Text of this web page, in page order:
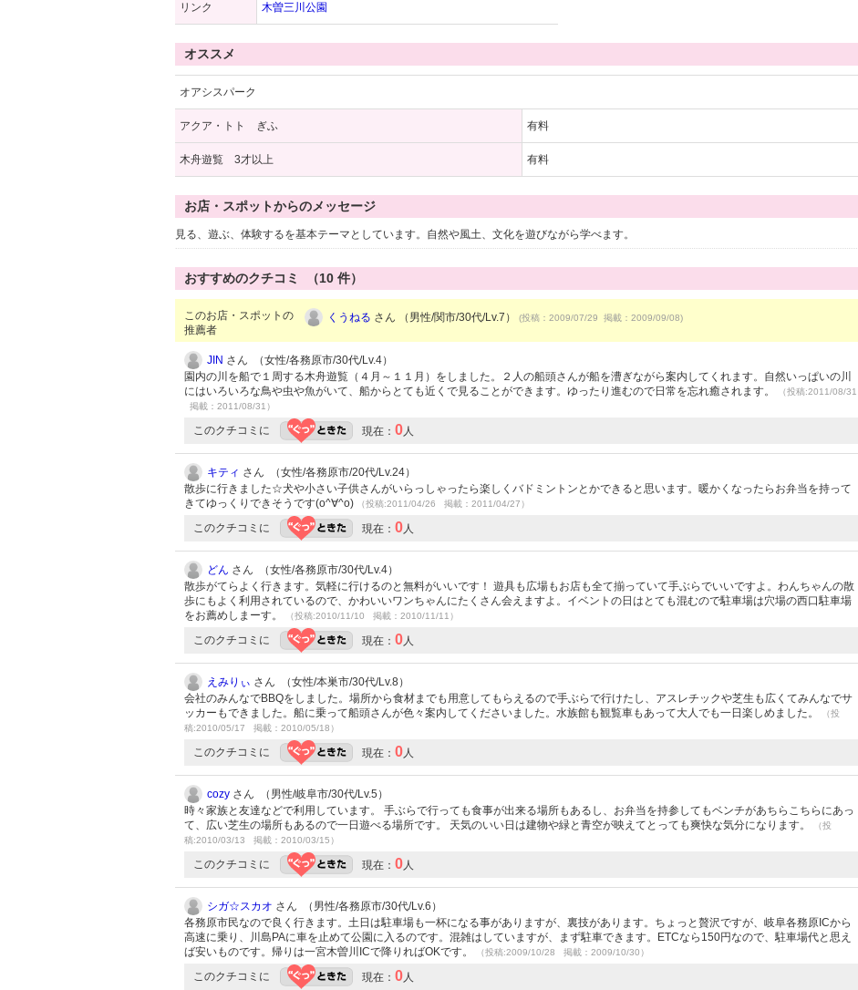
リンク 木曽三川公園
オススメ
オアシスパーク
アクア・トト ぎふ 有料
木舟遊覧 3才以上 有料
お店・スポットからのメッセージ
見る、遊ぶ、体験するを基本テーマとしています。自然や風土、文化を遊びながら学べます。
おすすめのクチコミ （10 件）
このお店・スポットの
推薦者
くうねる さん （男性/関市/30代/Lv.7） (投稿：2009/07/29 掲載：2009/09/08)
JIN さん （女性/各務原市/30代/Lv.4）
園内の川を船で１周する木舟遊覧（４月～１１月）をしました。２人の船頭さんが船を漕ぎながら案内してくれます。自然いっぱいの川
にはいろいろな鳥や虫や魚がいて、船からとても近くで見ることができます。ゆったり進むので日常を忘れ癒されます。
（投稿:2011/08/31
掲載：2011/08/31）
このクチコミに 現在： 0人
キティ さん （女性/各務原市/20代/Lv.24）
散歩に行きました☆犬や小さい子供さんがいらっしゃったら楽しくバドミントンとかできると思います。暖かくなったらお弁当を持って
きてゆっくりできそうです(o^∀^o)
（投稿:2011/04/26 掲載：2011/04/27）
このクチコミに 現在： 0人
どん さん （女性/各務原市/30代/Lv.4）
散歩がてらよく行きます。気軽に行けるのと無料がいいです！ 遊具も広場もお店も全て揃っていて手ぶらでいいですよ。わんちゃんの散
歩にもよく利用されているので、かわいいワンちゃんにたくさん会えますよ。イベントの日はとても混むので駐車場は穴場の西口駐車場
をお薦めしまーす。
（投稿:2010/11/10 掲載：2010/11/11）
このクチコミに 現在： 0人
えみりぃ さん （女性/本巣市/30代/Lv.8）
会社のみんなでBBQをしました。場所から食材までも用意してもらえるので手ぶらで行けたし、アスレチックや芝生も広くてみんなでサ
ッカーもできました。船に乗って船頭さんが色々案内してくださいました。水族館も観覧車もあって大人でも一日楽しめました。
（投
稿:2010/05/17 掲載：2010/05/18）
このクチコミに 現在： 0人
cozy さん （男性/岐阜市/30代/Lv.5）
時々家族と友達などで利用しています。 手ぶらで行っても食事が出来る場所もあるし、お弁当を持参してもベンチがあちらこちらにあっ
て、広い芝生の場所もあるので一日遊べる場所です。 天気のいい日は建物や緑と青空が映えてとっても爽快な気分になります。
（投
稿:2010/03/13 掲載：2010/03/15）
このクチコミに 現在： 0人
シガ☆スカオ さん （男性/各務原市/30代/Lv.6）
各務原市民なので良く行きます。土日は駐車場も一杯になる事がありますが、裏技があります。ちょっと贅沢ですが、岐阜各務原ICから
高速に乗り、川島PAに車を止めて公園に入るのです。混雑はしていますが、まず駐車できます。ETCなら150円なので、駐車場代と思え
ば安いものです。帰りは一宮木曽川ICで降りればOKです。
（投稿:2009/10/28 掲載：2009/10/30）
このクチコミに 現在： 0人